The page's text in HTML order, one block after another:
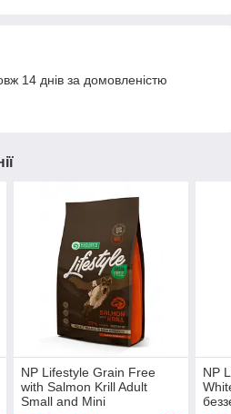
14 днів за домовленістю
NP Lifestyle Grain Free
with Salmon Krill Adult
Small and Mini
NP